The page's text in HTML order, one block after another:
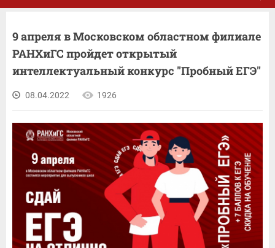
9 апреля в Московском областном филиале
РАНХиГС пройдет открытый
интеллектуальный конкурс "Пробный ЕГЭ"
08.04.2022 1926